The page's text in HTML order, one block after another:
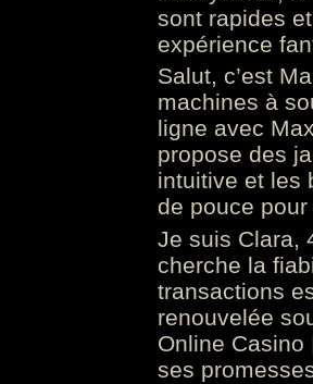
sont rapides
expérience
Salut, c’est
machines à
ligne avec
propose des
intuitive et les
de pouce
Je suis Clara,
cherche la
transactions
renouvelée
Online
ses